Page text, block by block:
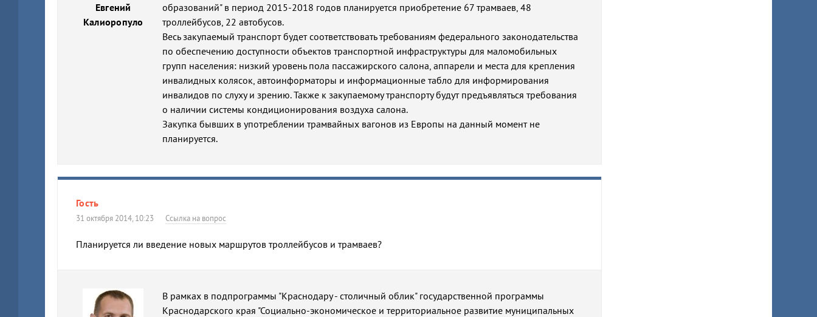
Евгений
Калиоропуло
образований" в период 2015-2018 годов планируется приобретение 67 трамваев, 48
троллейбусов, 22 автобусов.
Весь закупаемый транспорт будет соответствовать требованиям федерального законодательства
по обеспечению доступности объектов транспортной инфраструктуры для маломобильных
групп населения: низкий уровень пола пассажирского салона, аппарели и места для крепления
инвалидных колясок, автоинформаторы и информационные табло для информирования
инвалидов по слуху и зрению. Также к закупаемому транспорту будут предъявляться требования
о наличии системы кондиционирования воздуха салона.
Закупка бывших в употреблении трамвайных вагонов из Европы на данный момент не
планируется.
Гость
31 октября 2014, 10:23 Ссылка на вопрос
Планируется ли введение новых маршрутов троллейбусов и трамваев?
В рамках в подпрограммы "Краснодару - столичный облик" государственной программы
Краснодарского края "Социально-экономическое и территориальное развитие муниципальных